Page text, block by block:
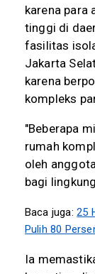
karena para
tinggi di
fasilitas
Jakarta
karena
kompleks
"Beberapa
rumah
oleh
bagi
Baca juga: 25
Pulih 80
Ia